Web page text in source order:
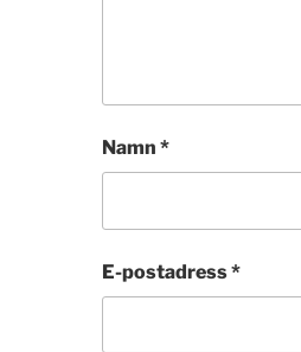
Namn *
E-postadress*